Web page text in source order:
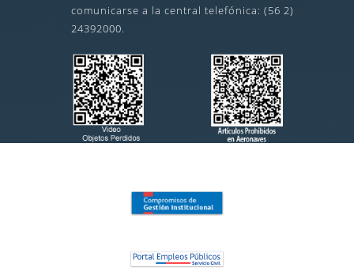
comunicarse a la central telefónica: (56 2)
24392000.